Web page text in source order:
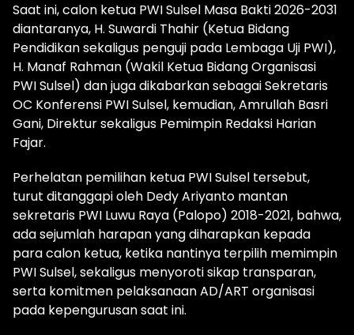
Saat ini, calon ketua PWI Sulsel Masa Bakti 2026-2031
diantaranya, H. Suwardi Thahir (Ketua Bidang
Pendidikan sekaligus penguji pada Lembaga Uji PWI),
H. Manaf Rahman (Wakil Ketua Bidang Organisasi
PWI Sulsel) dan juga dikabarkan sebagai Sekretaris
OC Konferensi PWI Sulsel, kemudian, Amrullah Basri
Gani, Direktur sekaligus Pemimpin Redaksi Harian
Fajar.
Perhelatan pemilihan ketua PWI Sulsel tersebut,
turut ditanggapi oleh Dedy Ariyanto mantan
sekretaris PWI Luwu Raya (Palopo) 2018-2021, bahwa,
ada sejumlah harapan yang diharapkan kepada
para calon ketua, ketika nantinya terpilih memimpin
PWI Sulsel, sekaligus menyoroti sikap transparan,
serta komitmen pelaksanaan AD/ART organisasi
pada kepengurusan saat ini.